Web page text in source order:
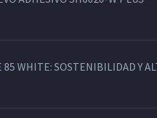
WHITE: SOSTENIBILIDAD Y